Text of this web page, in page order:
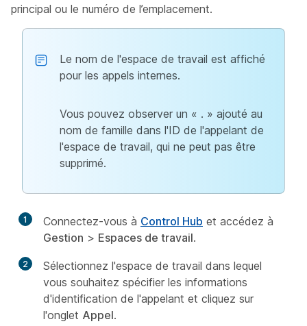
principal ou le numéro de l’emplacement.
Le nom de l'espace de travail est affiché
pour les appels internes.
Vous pouvez observer un « . » ajouté au
nom de famille dans l'ID de l'appelant de
l'espace de travail, qui ne peut pas être
supprimé.
1 Connectez-vous à Control Hub et accédez à
Gestion > Espaces de travail.
2
Sélectionnez l'espace de travail dans lequel
vous souhaitez spécifier les informations
d'identification de l'appelant et cliquez sur
l'onglet Appel.